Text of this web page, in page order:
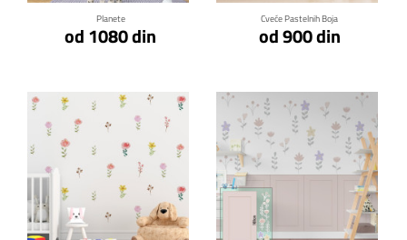
Planete
od 1080 din
Cveće Pastelnih Boja
od 900 din
Klikni za detalje Klikni za detalje